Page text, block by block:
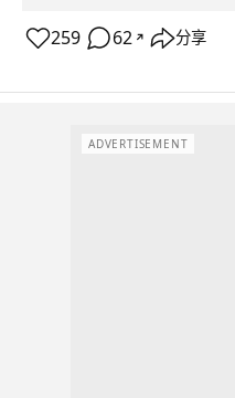
259 62 ↗ 分享
ADVERTISEMENT